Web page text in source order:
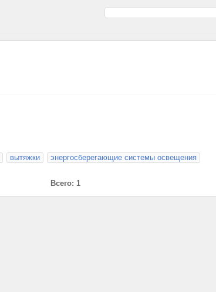
вытяжки
энергосберегающие системы освещения
Всего: 1